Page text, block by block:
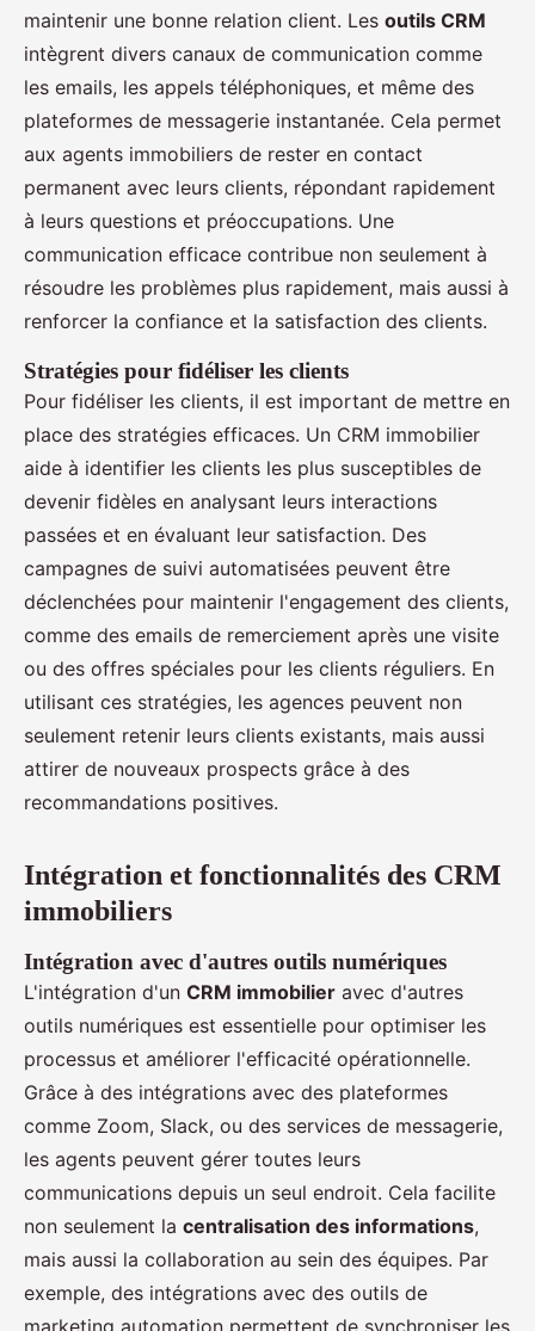
maintenir une bonne relation client. Les outils CRM
intègrent divers canaux de communication comme
les emails, les appels téléphoniques, et même des
plateformes de messagerie instantanée. Cela permet
aux agents immobiliers de rester en contact
permanent avec leurs clients, répondant rapidement
à leurs questions et préoccupations. Une
communication efficace contribue non seulement à
résoudre les problèmes plus rapidement, mais aussi à
renforcer la confiance et la satisfaction des clients.
Stratégies pour fidéliser les clients
Pour fidéliser les clients, il est important de mettre en
place des stratégies efficaces. Un CRM immobilier
aide à identifier les clients les plus susceptibles de
devenir fidèles en analysant leurs interactions
passées et en évaluant leur satisfaction. Des
campagnes de suivi automatisées peuvent être
déclenchées pour maintenir l'engagement des clients,
comme des emails de remerciement après une visite
ou des offres spéciales pour les clients réguliers. En
utilisant ces stratégies, les agences peuvent non
seulement retenir leurs clients existants, mais aussi
attirer de nouveaux prospects grâce à des
recommandations positives.
Intégration et fonctionnalités des CRM
immobiliers
Intégration avec d'autres outils numériques
L'intégration d'un CRM immobilier avec d'autres
outils numériques est essentielle pour optimiser les
processus et améliorer l'efficacité opérationnelle.
Grâce à des intégrations avec des plateformes
comme Zoom, Slack, ou des services de messagerie,
les agents peuvent gérer toutes leurs
communications depuis un seul endroit. Cela facilite
non seulement la centralisation des informations,
mais aussi la collaboration au sein des équipes. Par
exemple, des intégrations avec des outils de
marketing automation permettent de synchroniser les